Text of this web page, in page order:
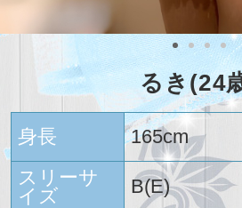
るき(24
身長
165cm
スリーサ
イズ
B(E)